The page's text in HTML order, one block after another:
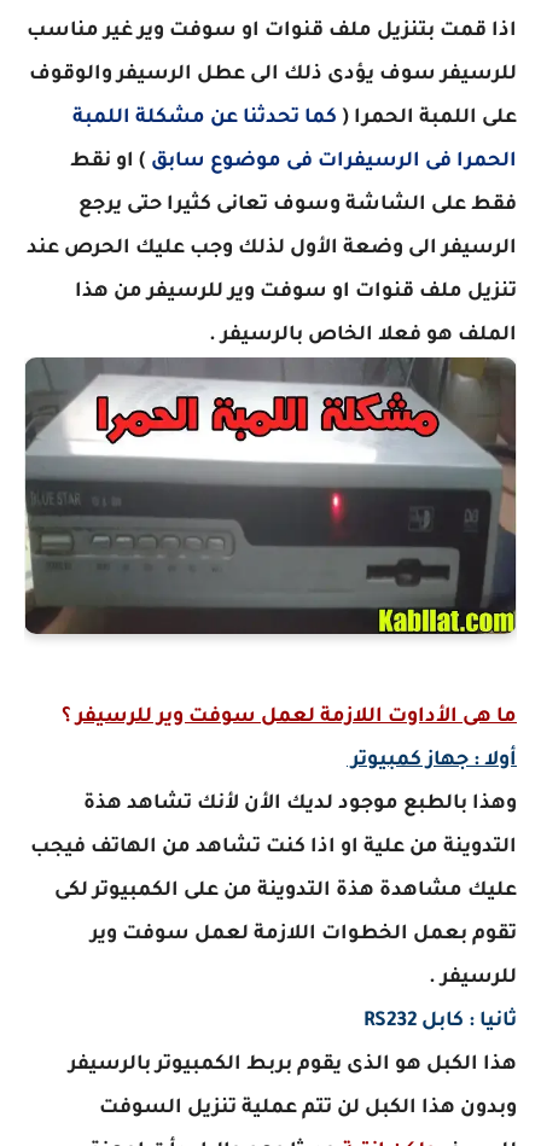
اذا قمت بتنزيل ملف قنوات او سوفت وير غير مناسب
للرسيفر سوف يؤدى ذلك الى عطل الرسيفر والوقوف
على اللمبة الحمرا ( كما تحدثنا عن مشكلة اللمبة
الحمرا فى الرسيفرات فى موضوع سابق ) او نقط
فقط على الشاشة وسوف تعانى كثيرا حتى يرجع
الرسيفر الى وضعة الأول لذلك وجب عليك الحرص عند
تنزيل ملف قنوات او سوفت وير للرسيفر من هذا
الملف هو فعلا الخاص بالرسيفر .
ما هى الأداوت اللازمة لعمل سوفت وير للرسيفر؟
أولا : جهاز كمبيوتر
وهذا بالطبع موجود لديك الأن لأنك تشاهد هذة
التدوينة من علية او اذا كنت تشاهد من الهاتف فيجب
عليك مشاهدة هذة التدوينة من على الكمبيوتر لكى
تقوم بعمل الخطوات اللازمة لعمل سوفت وير
للرسيفر .
ثانيا : كابل RS232
هذا الكبل هو الذى يقوم بربط الكمبيوتر بالرسيفر
وبدون هذا الكبل لن تتم عملية تنزيل السوفت